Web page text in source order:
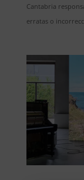
Cantabria
erratas o